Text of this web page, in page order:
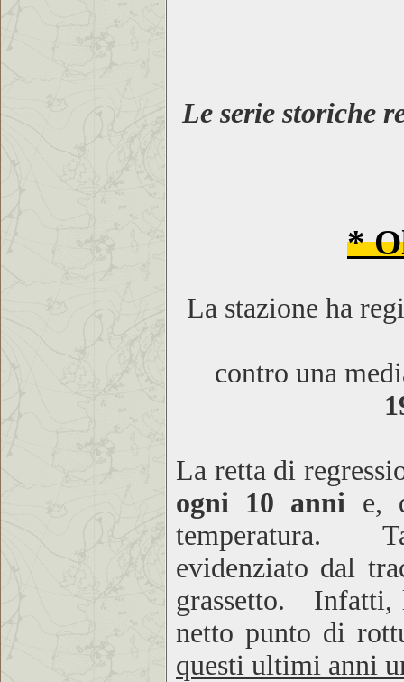
Le serie storiche
*
La stazione ha
contro una
La retta di
ogni 10 anni e,
temperatura.
evidenziato dal
grassetto. Infatti,
netto punto di
questi ultimi anni